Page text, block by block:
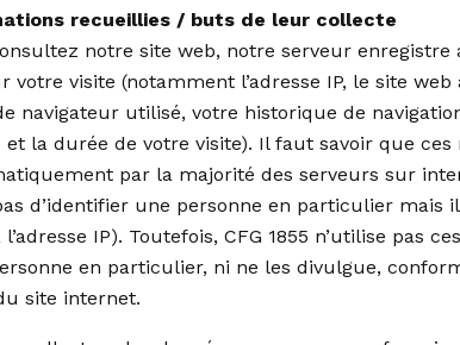
recueillies / buts de leur collecte
notre site web, notre serveur
votre visite (notamment l’adresse IP, le site
navigateur utilisé, votre historique de
la durée de votre visite). Il faut savoir que ces
par la majorité des serveurs sur
d’identifier une personne en particulier mais
IP). Toutefois, CFG 1855 n’utilise pas
en particulier, ni ne les divulgue,
site internet.